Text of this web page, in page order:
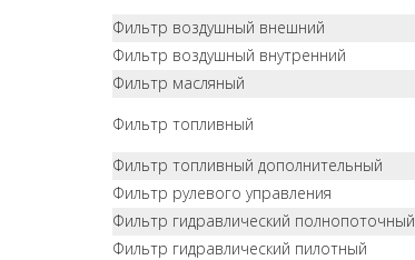
Фильтр воздушный внешний
Фильтр воздушный внутренний
Фильтр масляный
Фильтр топливный
Фильтр топливный дополнительный
Фильтр рулевого управления
Фильтр гидравлический полнопоточный
Фильтр гидравлический пилотный